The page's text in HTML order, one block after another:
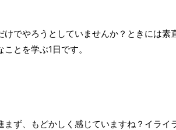
でやろうとしていませんか？ときには素
とを学ぶ1日です。
ず、もどかしく感じていますね？イライ